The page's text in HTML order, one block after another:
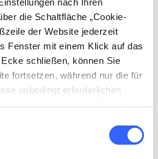
die Schaltfläche „Cookie-
der Website jederzeit
Fenster mit einem Klick auf das
schließen, können Sie
fortsetzen, während nur die für
unbedingt erforderlichen
Karte zeigen